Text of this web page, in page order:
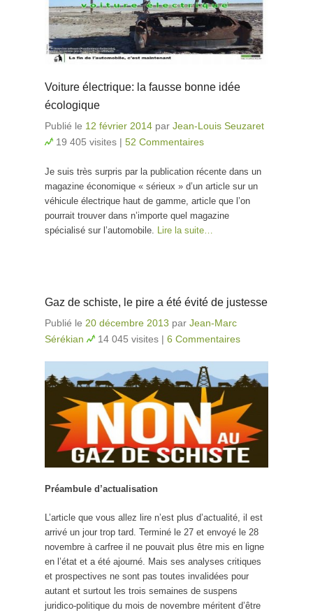
Voiture électrique: la fausse bonne idée
écologique
Publié le 12 février 2014 par Jean-Louis Seuzaret
19 405 visites | 52 Commentaires
Je suis très surpris par la publication récente dans un
magazine économique « sérieux » d’un article sur un
véhicule électrique haut de gamme, article que l’on
pourrait trouver dans n’importe quel magazine
spécialisé sur l’automobile. Lire la suite…
Gaz de schiste, le pire a été évité de justesse
Publié le 20 décembre 2013 par Jean-Marc
Sérékian
14 045 visites | 6 Commentaires
Préambule d’actualisation
L’article que vous allez lire n’est plus d’actualité, il est
arrivé un jour trop tard. Terminé le 27 et envoyé le 28
novembre à carfree il ne pouvait plus être mis en ligne
en l’état et a été ajourné. Mais ses analyses critiques
et prospectives ne sont pas toutes invalidées pour
autant et surtout les trois semaines de suspens
juridico-politique du mois de novembre méritent d’être